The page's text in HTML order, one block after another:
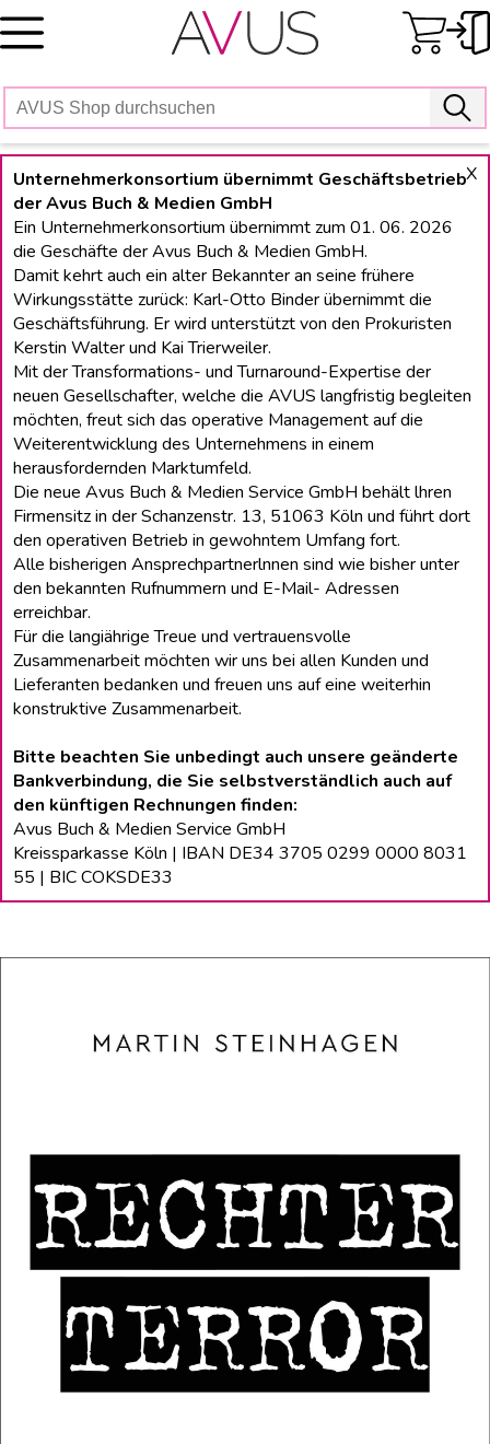
Skip
to
X
Unternehmerkonsortium übernimmt Geschäftsbetrieb
der Avus Buch & Medien GmbH
Ein Unternehmerkonsortium übernimmt zum 01. 06. 2026
die Geschäfte der Avus Buch & Medien GmbH.
Damit kehrt auch ein alter Bekannter an seine frühere
Wirkungsstätte zurück: Karl-Otto Binder übernimmt die
Geschäftsführung. Er wird unterstützt von den Prokuristen
Kerstin Walter und Kai Trierweiler.
Mit der Transformations- und Turnaround-Expertise der
neuen Gesellschafter, welche die AVUS langfristig begleiten
möchten, freut sich das operative Management auf die
Weiterentwicklung des Unternehmens in einem
herausfordernden Marktumfeld.
Die neue Avus Buch & Medien Service GmbH behält lhren
Firmensitz in der Schanzenstr. 13, 51063 Köln und führt dort
den operativen Betrieb in gewohntem Umfang fort.
Alle bisherigen Ansprechpartnerlnnen sind wie bisher unter
den bekannten Rufnummern und E-Mail- Adressen
erreichbar.
Für die langiährige Treue und vertrauensvolle
Zusammenarbeit möchten wir uns bei allen Kunden und
Lieferanten bedanken und freuen uns auf eine weiterhin
konstruktive Zusammenarbeit.
Bitte beachten Sie unbedingt auch unsere geänderte
Bankverbindung, die Sie selbstverständlich auch auf
den künftigen Rechnungen finden:
Avus Buch & Medien Service GmbH
Kreissparkasse Köln | IBAN DE34 3705 0299 0000 8031
55 | BIC COKSDE33